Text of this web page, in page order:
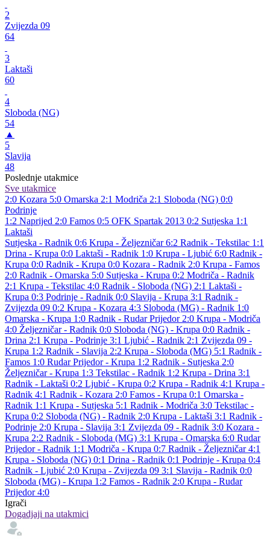
2
Zvijezda 09
64
3
Laktaši
60
4
Sloboda (NG)
54
▲
5
Slavija
48
Poslednje utakmice
Sve utakmice
2:0 Kozara 5:0 Omarska 2:1 Modriča 2:1 Sloboda (NG) 0:0
Podrinje
1:2 Naprijed 2:0 Famos 0:5 OFK Spartak 2013 0:2 Sutjeska 1:1
Laktaši
Sutjeska - Radnik 0:6 Krupa - Željezničar 6:2 Radnik - Tekstilac 1:1
Drina - Krupa 0:0 Laktaši - Radnik 1:0 Krupa - Ljubić 6:0 Radnik -
Krupa 0:0 Radnik - Krupa 0:0 Kozara - Radnik 2:0 Krupa - Famos
2:0 Radnik - Omarska 5:0 Sutjeska - Krupa 0:2 Modriča - Radnik
2:1 Krupa - Tekstilac 4:0 Radnik - Sloboda (NG) 2:1 Laktaši -
Krupa 0:3 Podrinje - Radnik 0:0 Slavija - Krupa 3:1 Radnik -
Zvijezda 09 0:2 Krupa - Kozara 4:3 Sloboda (MG) - Radnik 1:0
Omarska - Krupa 1:0 Radnik - Rudar Prijedor 2:0 Krupa - Modriča
4:0 Željezničar - Radnik 0:0 Sloboda (NG) - Krupa 0:0 Radnik -
Drina 2:1 Krupa - Podrinje 3:1 Ljubić - Radnik 2:1 Zvijezda 09 -
Krupa 1:2 Radnik - Slavija 2:2 Krupa - Sloboda (MG) 5:1 Radnik -
Famos 1:0 Rudar Prijedor - Krupa 1:2 Radnik - Sutjeska 2:0
Željezničar - Krupa 1:3 Tekstilac - Radnik 1:2 Krupa - Drina 3:1
Radnik - Laktaši 0:2 Ljubić - Krupa 0:2 Krupa - Radnik 4:1 Krupa -
Radnik 4:1 Radnik - Kozara 2:0 Famos - Krupa 0:1 Omarska -
Radnik 1:1 Krupa - Sutjeska 5:1 Radnik - Modriča 3:0 Tekstilac -
Krupa 0:2 Sloboda (NG) - Radnik 2:0 Krupa - Laktaši 3:1 Radnik -
Podrinje 2:0 Krupa - Slavija 3:1 Zvijezda 09 - Radnik 3:0 Kozara -
Krupa 2:2 Radnik - Sloboda (MG) 3:1 Krupa - Omarska 6:0 Rudar
Prijedor - Radnik 1:1 Modriča - Krupa 0:7 Radnik - Željezničar 4:1
Krupa - Sloboda (NG) 0:1 Drina - Radnik 0:1 Podrinje - Krupa 0:4
Radnik - Ljubić 2:0 Krupa - Zvijezda 09 3:1 Slavija - Radnik 0:0
Sloboda (MG) - Krupa 1:2 Famos - Radnik 2:0 Krupa - Rudar
Prijedor 4:0
Igrači
Dogadjaji na utakmici